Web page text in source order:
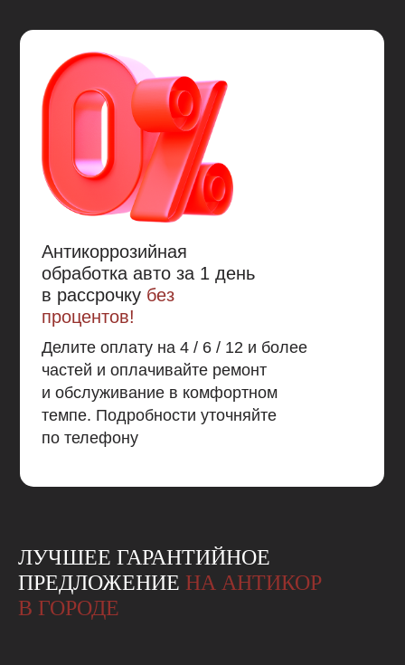
временем от агрессивной среды и механических
повреждений Mercasol 831 повредится (песок,
гравий, мелкие камни – царапают защитное
покрытие Mercasol 831, открывая металл.) и
позволит развиваться коррозии в местах
повреждения, а также не хотите обращаться к теме
антикоррозионной обработки 10 и более лет, то
Mercasol 845 - это то без чего вам не обойтись.
Антикоррозийная
обработка авто за 1 день
в рассрочку без
процентов!
Делите оплату на 4 / 6 / 12 и более
частей и оплачивайте ремонт
и обслуживание в комфортном
темпе. Подробности уточняйте
по телефону
ЛУЧШЕЕ ГАРАНТИЙНОЕ
ПРЕДЛОЖЕНИЕ НА АНТИКОР
В ГОРОДЕ